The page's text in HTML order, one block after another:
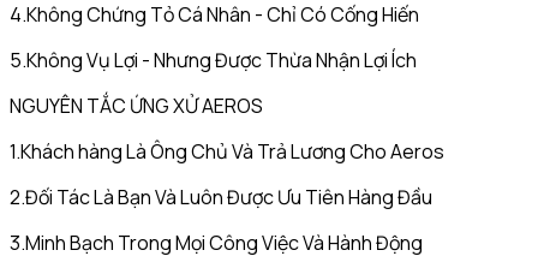
4.Không Chứng Tỏ Cá Nhân - Chỉ Có Cống Hiến
5.Không Vụ Lợi - Nhưng Được Thừa Nhận Lợi Ích
NGUYÊN TẮC ỨNG XỬ AEROS
1.Khách hàng Là Ông Chủ Và Trả Lương Cho Aeros
2.Đối Tác Là Bạn Và Luôn Được Ưu Tiên Hàng Đầu
3.Minh Bạch Trong Mọi Công Việc Và Hành Động